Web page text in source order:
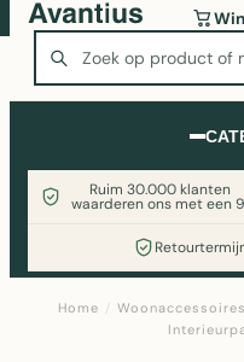
Ruim 30.000 klanten
waarderen ons met een
Wasmachine of
Home /